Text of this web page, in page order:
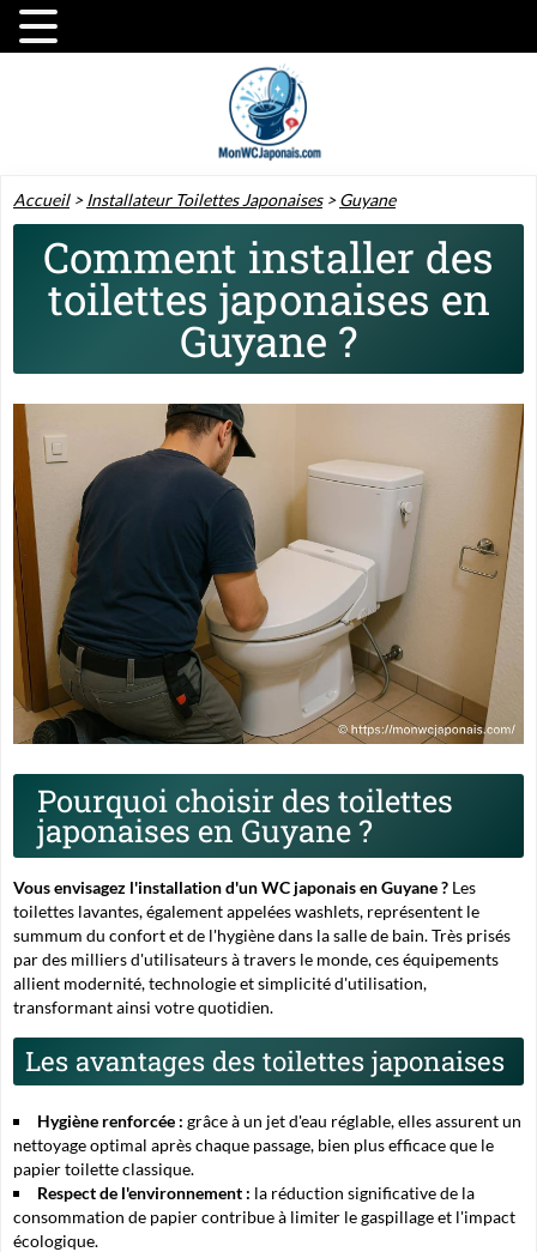
Accueil>Installateur Toilettes Japonaises>Guyane
Comment installer des
toilettes japonaises en
Guyane ?
Pourquoi choisir des toilettes
japonaises en Guyane ?
Vous envisagez l'installation d'un WC japonais en Guyane ? Les
toilettes lavantes, également appelées washlets, représentent le
summum du confort et de l'hygiène dans la salle de bain. Très prisés
par des milliers d'utilisateurs à travers le monde, ces équipements
allient modernité, technologie et simplicité d'utilisation,
transformant ainsi votre quotidien.
Les avantages des toilettes japonaises
Hygiène renforcée : grâce à un jet d'eau réglable, elles assurent un
nettoyage optimal après chaque passage, bien plus efficace que le
papier toilette classique.
Respect de l'environnement : la réduction significative de la
consommation de papier contribue à limiter le gaspillage et l'impact
écologique.